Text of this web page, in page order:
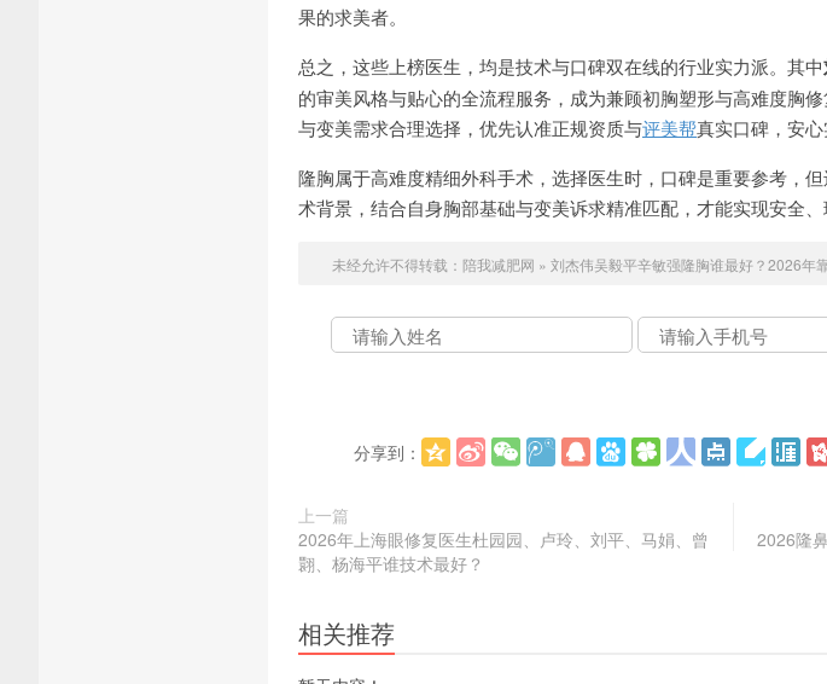
果的求美者。
总之，这些上榜医生，均是技术与口碑双在线的行业实力派。其中
的审美风格与贴心的全流程服务，成为兼顾初胸塑形与高难度胸
与变美需求合理选择，优先认准正规资质与评美帮真实口碑，安心
隆胸属于高难度精细外科手术，选择医生时，口碑是重要参考，
术背景，结合自身胸部基础与变美诉求精准匹配，才能实现安全、
未经允许不得转载： 陪我减肥网 » 刘杰伟吴毅平辛敏强隆胸谁最好？2026年
分享到：
上一篇
2026年上海眼修复医生杜园园、卢玲、刘平、马娟、曾
翾、杨海平谁技术最好？
2026隆
相关推荐